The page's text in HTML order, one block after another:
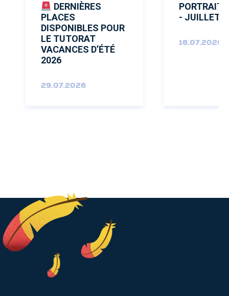
DERNIÈRES
PLACES
DISPONIBLES POUR
LE TUTORAT
VACANCES D’ÉTÉ
2026
29.07.2026
PORTRAIT
- JUILLET
16.07.2026